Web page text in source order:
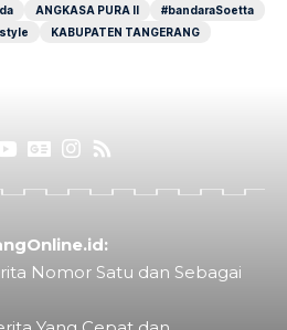
ANGKASA PURA II
#bandaraSoetta
KABUPATEN TANGERANG
Nomor Satu dan Sebagai